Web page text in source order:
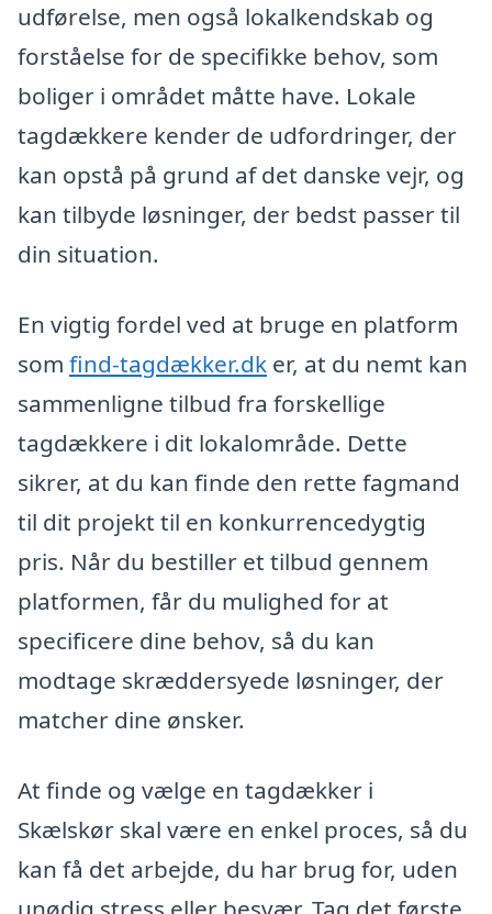
udførelse, men også lokalkendskab og
forståelse for de specifikke behov, som
boliger i området måtte have. Lokale
tagdækkere kender de udfordringer, der
kan opstå på grund af det danske vejr, og
kan tilbyde løsninger, der bedst passer til
din situation.
En vigtig fordel ved at bruge en platform
som find-tagdækker.dk er, at du nemt kan
sammenligne tilbud fra forskellige
tagdækkere i dit lokalområde. Dette
sikrer, at du kan finde den rette fagmand
til dit projekt til en konkurrencedygtig
pris. Når du bestiller et tilbud gennem
platformen, får du mulighed for at
specificere dine behov, så du kan
modtage skræddersyede løsninger, der
matcher dine ønsker.
At finde og vælge en tagdækker i
Skælskør skal være en enkel proces, så du
kan få det arbejde, du har brug for, uden